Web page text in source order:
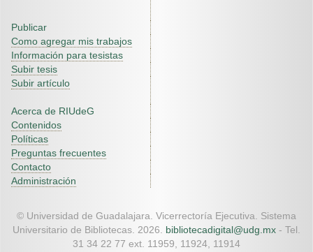
Publicar
Como agregar mis trabajos
Información para tesistas
Subir tesis
Subir artículo
Acerca de RIUdeG
Contenidos
Políticas
Preguntas frecuentes
Contacto
Administración
© Universidad de Guadalajara. Vicerrectoría Ejecutiva. Sistema
Universitario de Bibliotecas. 2026. bibliotecadigital@udg.mx - Tel.
31 34 22 77 ext. 11959, 11924, 11914